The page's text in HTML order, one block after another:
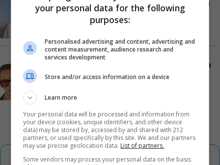
«Μια Γυναίκα» στον Alpha: Μια μοναδική ιστορία
αγάπης γράφεται με φόντο το απέραντο γαλάζιο
Η Μαύρη Σαμπούκα γίνεται iconic και έρχεται στο
Θέατρο Λυκαβηττού για μια μόνο παράσταση
your personal data for the following
purposes:
Personalised advertising and content, advertising and
content measurement, audience research and
services development
Store and/or access information on a device
Learn more
Your personal data will be processed and information from
your device (cookies, unique identifiers, and other device
data) may be stored by, accessed by and shared with 212
partners, or used specifically by this site. We and our partners
may use precise geolocation data. List of partners.
Some vendors may process your personal data on the basis